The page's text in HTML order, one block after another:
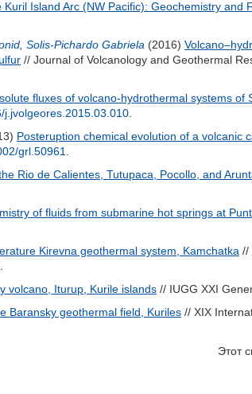
Island Arc (NW Pacific): Geochemistry and
Solis-Pichardo Gabriela (2016)
// Journal of Volcanology and Geothermal
fluxes of volcano-hydrothermal systems of
j.jvolgeores.2015.03.010
Posteruption chemical evolution of a volcanic
grl.50961
Rio de Calientes, Tutupaca, Pocollo, and
of fluids from submarine hot springs at
Kirevna geothermal system, Kamchatka //
volcano, Iturup, Kurile islands // IUGG XXI
Baransky geothermal field, Kuriles // XIX
Этот